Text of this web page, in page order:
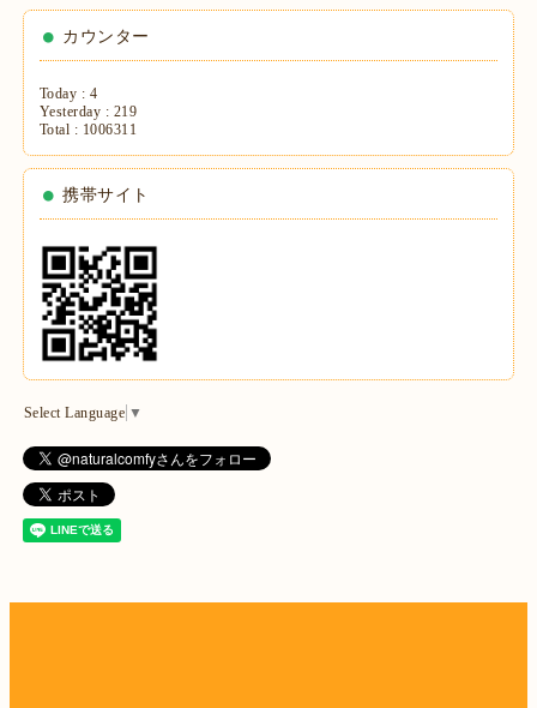
カウンター
Today : 4
Yesterday : 219
Total : 1006311
携帯サイト
Select Language ▼